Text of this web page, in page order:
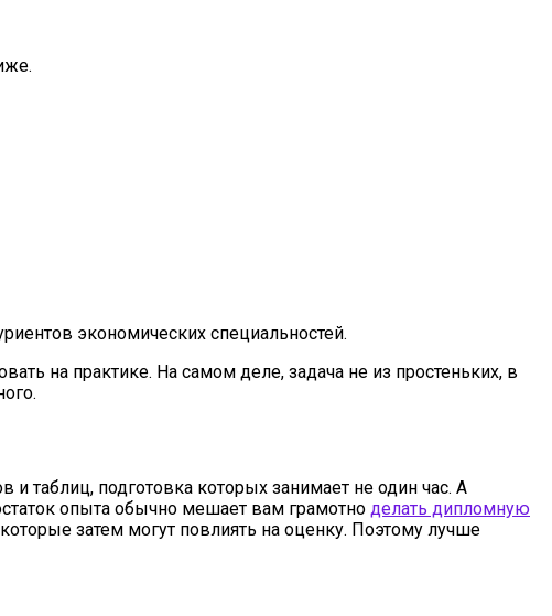
экономических специальностей.
на практике. На самом деле, задача не из простеньких, в
таблиц, подготовка которых занимает не один час. А
опыта обычно мешает вам грамотно делать дипломную
затем могут повлиять на оценку. Поэтому лучше